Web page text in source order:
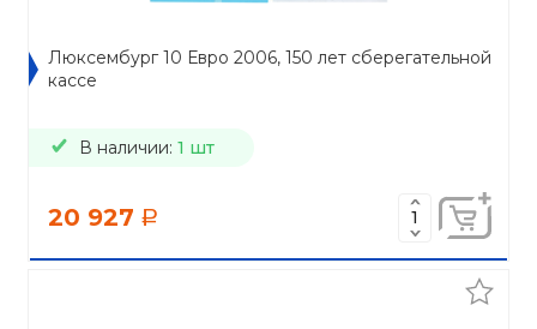
Люксембург 10 Евро 2006, 150 лет сберегательной
кассе
В наличии: 1 шт
20 927 a